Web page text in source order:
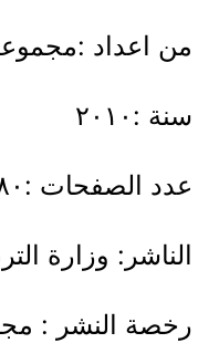
من اعداد
سنة :٢٠١٠
عدد الصفحات :٨٠
الناشر: وزارة
رخصة النشر :